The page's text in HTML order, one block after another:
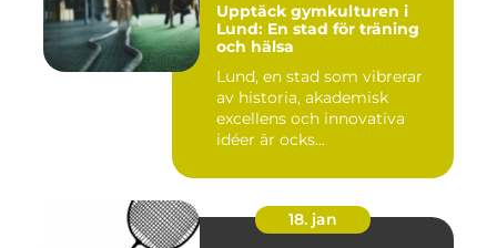
Upptäck gymkulturen i
Lund: En stad för träning
och hälsa
Lund, en stad som vibrerar
av historia, akademisk
excellens och innovativa
idéer är ocks...
18. jan